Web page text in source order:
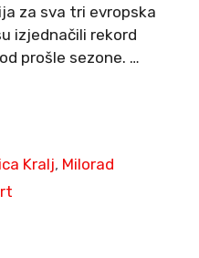
za sva tri evropska
izjednačili rekord
prošle sezone. …
Kralj, Milorad